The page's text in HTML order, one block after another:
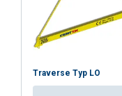
Traverse Typ LO